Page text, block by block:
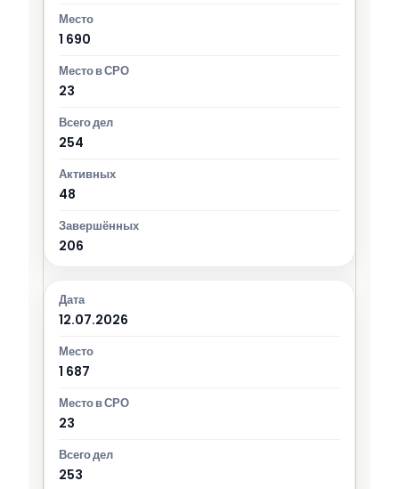
1 690
23
254
48
206
12.07.2026
1 687
23
253